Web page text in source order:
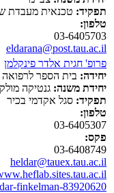
תפקיד: טכנאית מעבדת
טלפון:
03-6405703
eldarana@post.tau.ac.il
פרופ' חגית אלדר פינקלמן
יחידה: בית הספר לרפואה
יחידת משנה: גנטיקה
תפקיד: סגל אקדמי בכיר
טלפון:
03-6405307
פקס:
03-6408749
heldar@tauex.tau.ac.il
finkelman-83920620